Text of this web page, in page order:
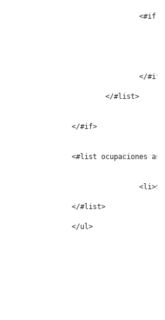
</
						</#list>
<#list ocupaciones
					</#list>
					</ul>